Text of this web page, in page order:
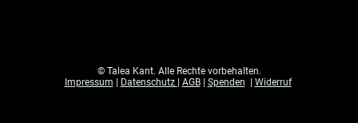
© Talea Kant. Alle Rechte vorbehalten.
Impressum | Datenschutz | AGB| Spenden | Widerruf